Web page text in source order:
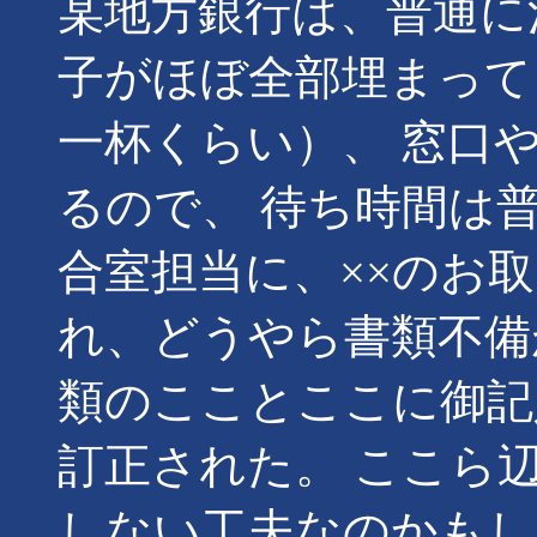
某地方銀行は、普通
子がほぼ全部埋まっ
一杯くらい）、 窓口
るので、 待ち時間は
合室担当に、××のお
れ、どうやら書類不
類のこことここに御
訂正された。 ここら